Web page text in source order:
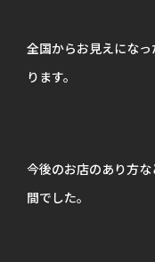
全国からお見えにな
ります。
今後のお店のあり方
間でした。